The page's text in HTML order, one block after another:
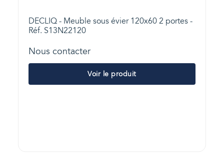
DECLIQ - Meuble sous évier 120x60 2 portes -
Réf. S13N22120
Nous contacter
Voir le produit